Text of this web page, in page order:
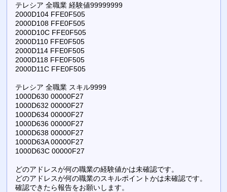
テレシア 全職業 経験値99999999
2000D104 FFE0F505
2000D108 FFE0F505
2000D10C FFE0F505
2000D110 FFE0F505
2000D114 FFE0F505
2000D118 FFE0F505
2000D11C FFE0F505
テレシア 全職業 スキル9999
1000D630 00000F27
1000D632 00000F27
1000D634 00000F27
1000D636 00000F27
1000D638 00000F27
1000D63A 00000F27
1000D63C 00000F27
どのアドレスが何の職業の経験値かは未確認です。
どのアドレスが何の職業のスキルポイントかは未確認です。
確認できたら報告をお願いします。